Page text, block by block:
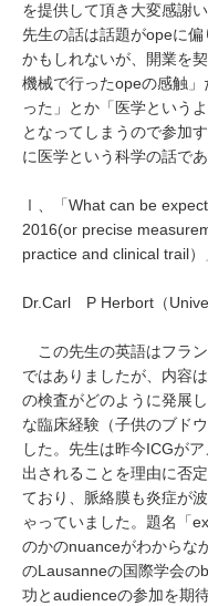
を提供して頂き大変感謝
先生の話は話題がopeに
かもしれないが、開業を
機械で行ったopeの感触
った」とか「医学という
となってしまうので参加
に医学という科学の話で
Ⅰ、「What can be
2016(or precise
practice and clinical trail）
Dr.Carl P Herbort（
この先生の英語はフラ
ではありましたが、内容
の検査がどのように発展
な臨床経験（子供のブド
した。先生は昨今ICGが
出されることを理由に否
ており、脈絡膜も炎症が
ゃっていました。題名「
のかのnuanceがわからな
のLausanneの国際学会の
功とaudienceの参加を期